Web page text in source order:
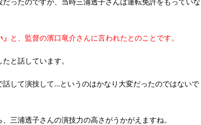
と、監督の濱口竜介さんに言われたとのことです。
と話しています。
して演技して…というのはかなり大変だったのではないで
三浦透子さんの演技力の高さがうかがえますね。